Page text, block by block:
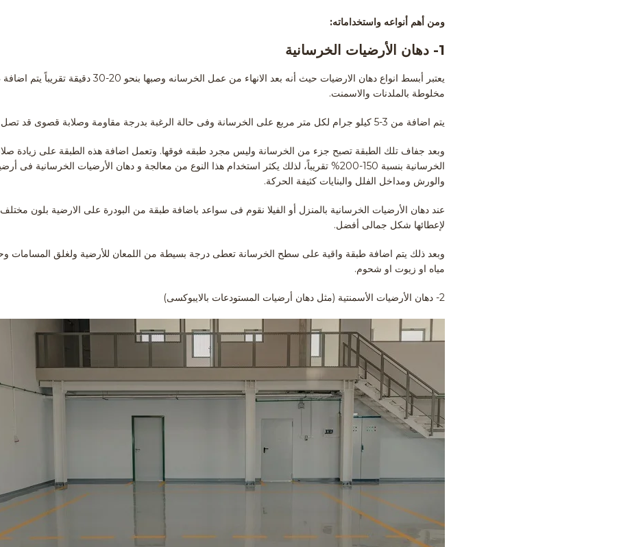
ومن أهم أنواعه واستخداماته:
1- دهان الأرضيات الخرسانية
يعتبر أبسط انواع دهان الارضيات حيث أنه بعد الانهاء من
مخلوطة بالملدنات والاسمنت.
يتم اضافة من 3-5 كيلو جرام لكل متر مربع على الخرسانة وفى حالة الرغبة بدرجة مقاومة وصلابة قصوى قد تصل إلى 9 كيلو جرام لكل متر.
وبعد جفاف تلك الطبقة تصبح جزء من الخرسانة وليس مجرد طبقه فوقها. وتعمل اضافة هذه الطبقة على زيادة
الخرسانية بنسبة 150-200% تقريباً، لذلك يكثر استخدام هذا النوع من معالجة و دهان الأرضيات
والورش ومداخل الفلل والبنايات كثيفة الحركة.
عند دهان الأرضيات الخرسانية بالمنزل أو الفيلا نقوم فى سواعد باضافة طبقة من البودرة على الارضية بلون
لإعطائها شكل جمالى أفضل.
وبعد ذلك يتم اضافة طبقة واقية على سطح الخرسانة تعطى درجة بسيطة من اللمعان للأرضية ولغلق المسامات
مياه او زيوت او شحوم.
2- دهان الأرضيات الأسمنتية (مثل دهان أرضيات المستودعات بالايبوكسى)